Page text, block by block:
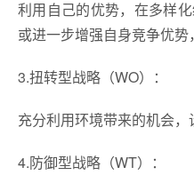
利用自己的优势，在多样
或进一步增强自身竞争优势
3.扭转型战略（WO）：
充分利用环境带来的机会，
4.防御型战略（WT）：